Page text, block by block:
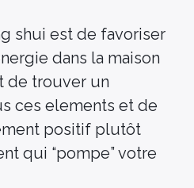
shui est de favoriser
dans la maison
de trouver un
ces elements et de
positif plutôt
qui “pompe” votre